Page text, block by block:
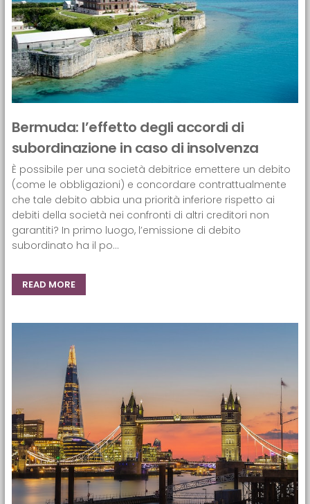
Bermuda: l’effetto degli accordi di
subordinazione in caso di insolvenza
È possibile per una società debitrice emettere un debito
(come le obbligazioni) e concordare contrattualmente
che tale debito abbia una priorità inferiore rispetto ai
debiti della società nei confronti di altri creditori non
garantiti? In primo luogo, l’emissione di debito
subordinato ha il po...
READ MORE